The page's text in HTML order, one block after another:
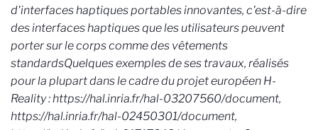
d'interfaces haptiques portables innovantes, c'est-à-dire
des interfaces haptiques que les utilisateurs peuvent
porter sur le corps comme des vêtements
standardsQuelques exemples de ses travaux, réalisés
pour la plupart dans le cadre du projet européen H-
Reality : https://hal.inria.fr/hal-03207560/document,
https://hal.inria.fr/hal-02450301/document,